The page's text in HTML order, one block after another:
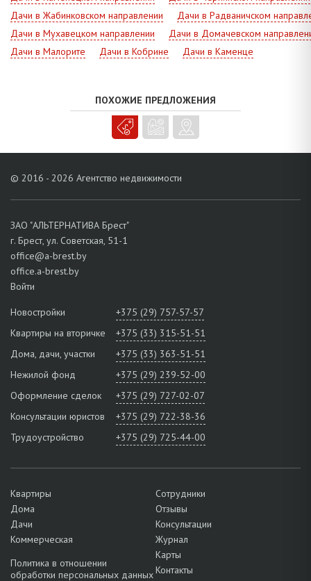
Дачи в Жабинковском направлении
Дачи в Радваничском
Дачи в Мухавецком направлении
Дачи в Домачевском
Дачи в Малорите
Дачи в Кобрине Дачи в Каменце
ПОХОЖИЕ ПРЕДЛОЖЕНИЯ
© 2016 - 2026 Агентство недвижимости
ЗАО "АЛЬТЕРНАТИВА Брест"
г. Брест, ул. Советская, 51-1
office@a-brest.by
office.a-brest.by
Войти
Новостройки
+375 (29) 757-57-57
Квартиры на вторичке
+375 (33) 315-51-51
Дома, дачи, участки
+375 (33) 363-51-51
Нежилой фонд
+375 (29) 239-52-00
Оформление сделок
+375 (29) 727-02-07
Консультации юристов
+375 (29) 722-38-36
Трудоустройство
+375 (29) 725-44-00
Квартиры
Дома
Дачи
Коммерческая
Политика в отношении
обработки персональных данных
Сотрудники
Отзывы
Консультации
Журнал
Карты
Контакты